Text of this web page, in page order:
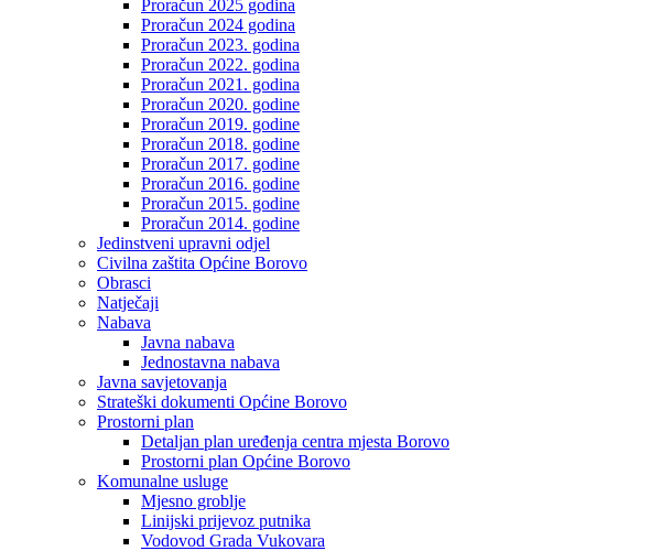
Proračun 2025 godina
Proračun 2024 godina
Proračun 2023. godina
Proračun 2022. godina
Proračun 2021. godina
Proračun 2020. godine
Proračun 2019. godine
Proračun 2018. godine
Proračun 2017. godine
Proračun 2016. godine
Proračun 2015. godine
Proračun 2014. godine
Jedinstveni upravni odjel
Civilna zaštita Općine Borovo
Obrasci
Natječaji
Nabava
Javna nabava
Jednostavna nabava
Javna savjetovanja
Strateški dokumenti Općine Borovo
Prostorni plan
Detaljan plan uređenja centra mjesta Borovo
Prostorni plan Općine Borovo
Komunalne usluge
Mjesno groblje
Linijski prijevoz putnika
Vodovod Grada Vukovara